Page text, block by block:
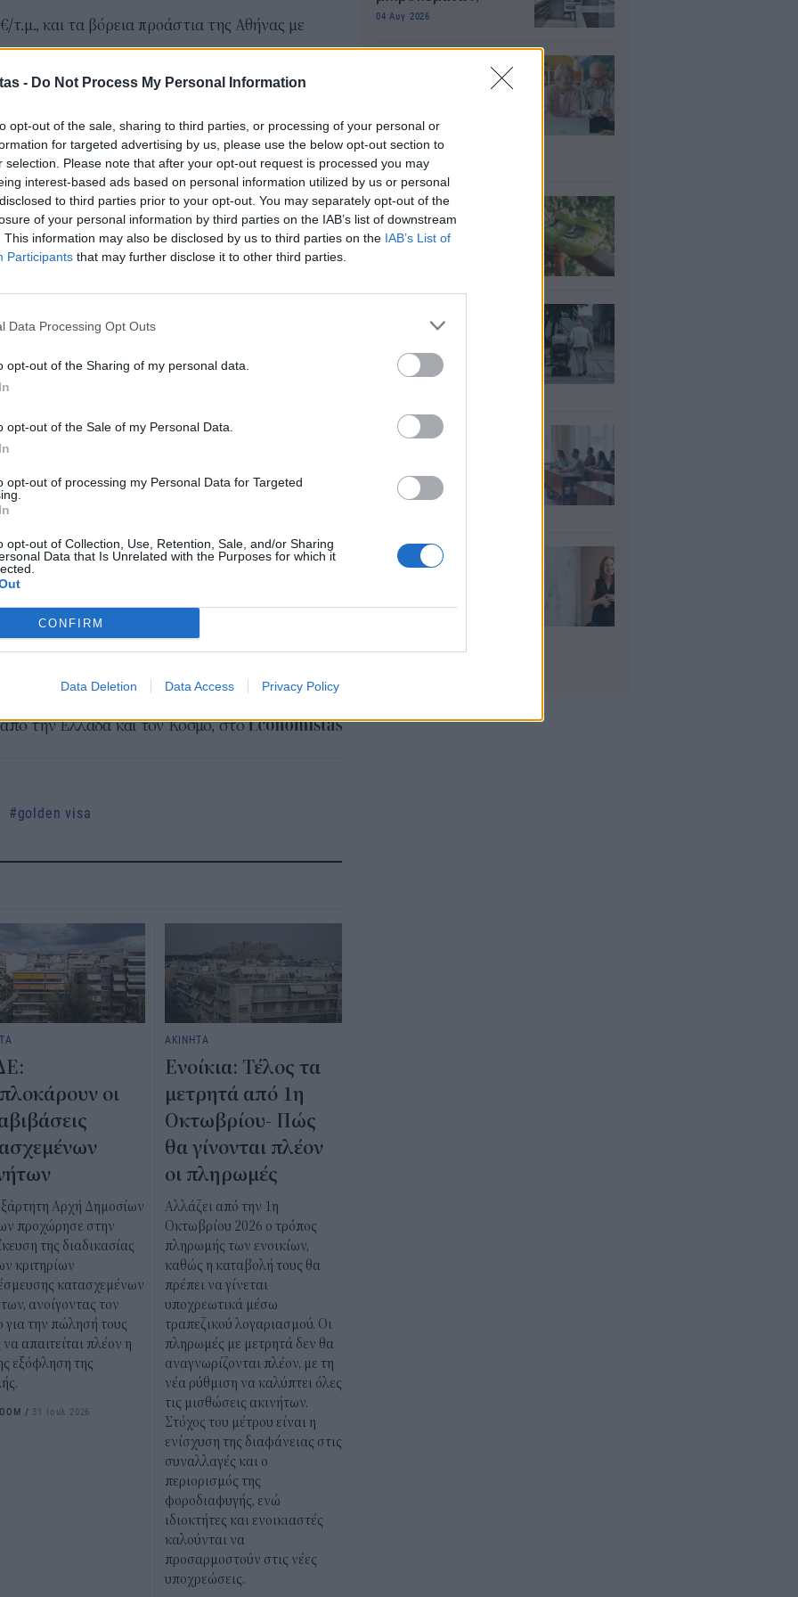
- Do Not Process My Personal Information
opt-out of the sale, sharing to third parties, or processing of your personal or
for targeted advertising by us, please use the below opt-out section to
selection. Please note that after your opt-out request is processed you may
interest-based ads based on personal information utilized by us or personal
to third parties prior to your opt-out. You may separately opt-out of the
of your personal information by third parties on the IAB’s list of downstream
This information may also be disclosed by us to third parties on the IAB’s List of
Participants that may further disclose it to other third parties.
Data Processing Opt Outs
opt-out of the Sharing of my personal data.
opt-out of the Sale of my Personal Data.
opt-out of processing my Personal Data for Targeted
opt-out of Collection, Use, Retention, Sale, and/or Sharing
Data that Is Unrelated with the Purposes for which it
CONFIRM
Data Deletion Data Access Privacy Policy
τ.μ., και τα βόρεια προάστια της Αθήνας με
(2.750 €/τ.μ.) ολοκληρώνουν την πρώτη
και ακίνητα υψηλών προδιαγραφών που
διεθνείς αγοραστές.
ακριβές στην Ελλάδα, η έρευνα της Astons
τη μεγαλύτερη αναπτυξιακή δυναμική για
αύξηση, με 36,3% ετησίως, κυρίως λόγω του
αγοραστές και επενδυτές, καθώς είναι η
Τουρκία.
και τα Χανιά (22,0%), καθώς και η
να καταγράφουν από τις υψηλότερες
ελκυστικούς επενδυτικούς προορισμούς με
ακινήτων.
Golden Visa συνεχίζει να διαδραματίζει
κλίματος στην αγορά, ιδίως μέσω της
ακινήτων σε κατοικίες. Αυτή η διαδρομή
άδεια παραμονής από 250.000 €, ενώ
ποιοτικού αποθέματος κατοικιών, καθώς τα
σε σύγχρονα διαμερίσματα.
Google Newsκαι μάθετε πρώτοι όλες τις ειδήσεις
την Ελλάδα και τον Κόσμο, στο
golden visa
οι
Αρχή Δημοσίων
προχώρησε στην
της διαδικασίας
κριτηρίων
κατασχεμένων
ανοίγοντας τον
για την πώλησή τους
να απαιτείται πλέον η
εξόφληση της
/ 31 Ιουλ 2026
ΑΚΙΝΗΤΑ
Ενοίκια: Τέλος τα
μετρητά από 1η
Οκτωβρίου- Πώς
θα γίνονται πλέον
οι πληρωμές
Αλλάζει από την 1η
Οκτωβρίου 2026 ο τρόπος
πληρωμής των ενοικίων,
καθώς η καταβολή τους θα
πρέπει να γίνεται
υποχρεωτικά μέσω
τραπεζικού λογαριασμού. Οι
πληρωμές με μετρητά δεν θα
αναγνωρίζονται πλέον, με τη
νέα ρύθμιση να καλύπτει όλες
τις μισθώσεις ακινήτων.
Στόχος του μέτρου είναι η
ενίσχυση της διαφάνειας στις
συναλλαγές και ο
περιορισμός της
φοροδιαφυγής, ενώ
ιδιοκτήτες και ενοικιαστές
καλούνται να
προσαρμοστούν στις νέες
υποχρεώσεις.
04 Αυγ 2026
μπορεί να λάβουν
20.000 ευρώ – Τι
πρέπει να ελέγξουν
04 Αυγ 2026
Γιατί δεν πρέπει να
φοράτε crocs χωρίς
κάλτσα
δικαιούνται
προσαύξηση έως 846
ευρώ στη σύνταξη
Εκπαιδευτικοί: Αύριο
αιτήσεις για 5.017
μόνιμους διορισμούς
Διορισμοί
οι υποψήφιοι